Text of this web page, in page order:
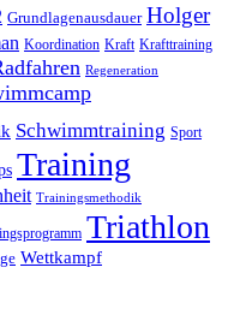
Grundlagenausdauer Holger
Koordination Kraft Krafttraining
Regeneration
Schwimmtraining Sport
Training
Trainingsmethodik
Triathlon
Wettkampf